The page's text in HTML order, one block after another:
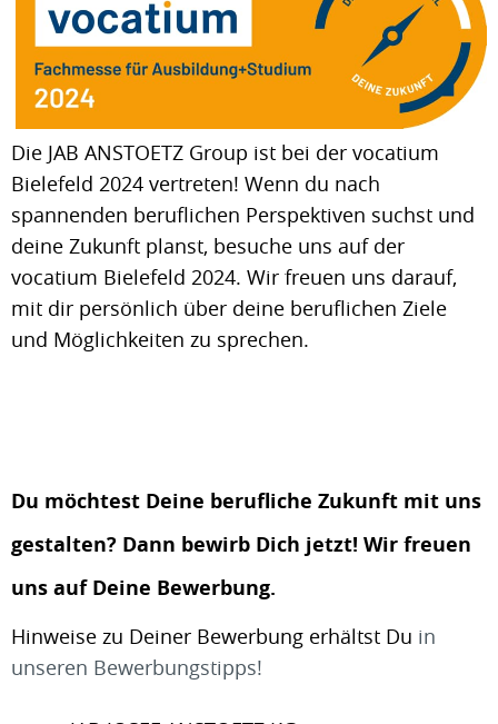
Die JAB ANSTOETZ Group ist bei der vocatium
Bielefeld 2024 vertreten! Wenn du nach
spannenden beruflichen Perspektiven suchst und
deine Zukunft planst, besuche uns auf der
vocatium Bielefeld 2024. Wir freuen uns darauf,
mit dir persönlich über deine beruflichen Ziele
und Möglichkeiten zu sprechen.
Du möchtest Deine berufliche Zukunft mit uns
gestalten? Dann bewirb Dich jetzt! Wir freuen
uns auf Deine Bewerbung.
Hinweise zu Deiner Bewerbung erhältst Du in
unseren Bewerbungstipps!